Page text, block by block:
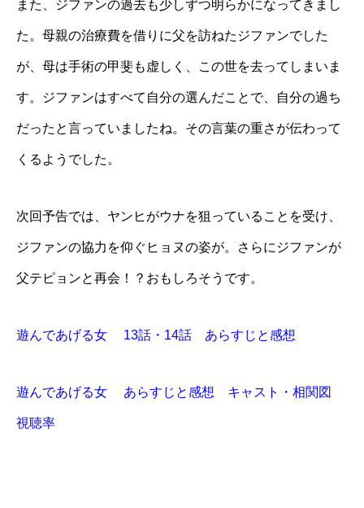
また、ジファンの過去も少しずつ明らかになってきまし
た。母親の治療費を借りに父を訪ねたジファンでした
が、母は手術の甲斐も虚しく、この世を去ってしまいま
す。ジファンはすべて自分の選んだことで、自分の過ち
だったと言っていましたね。その言葉の重さが伝わって
くるようでした。
次回予告では、ヤンヒがウナを狙っていることを受け、
ジファンの協力を仰ぐヒョヌの姿が。さらにジファンが
父テピョンと再会！？おもしろそうです。
遊んであげる女 13話・14話 あらすじと感想
遊んであげる女 あらすじと感想 キャスト・相関図
視聴率